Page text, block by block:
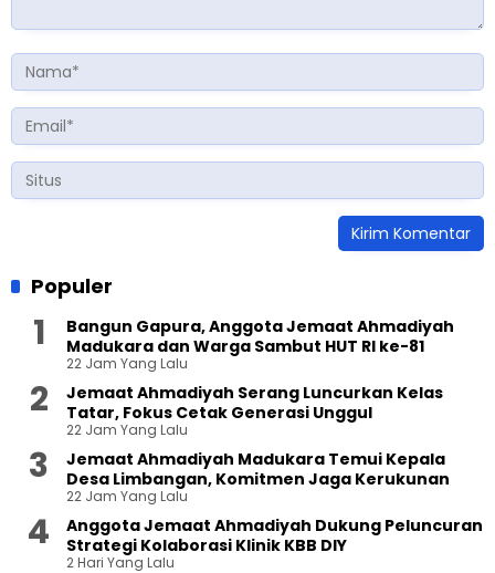
Populer
Bangun Gapura, Anggota Jemaat Ahmadiyah
Madukara dan Warga Sambut HUT RI ke-81
22 Jam Yang Lalu
Jemaat Ahmadiyah Serang Luncurkan Kelas
Tatar, Fokus Cetak Generasi Unggul
22 Jam Yang Lalu
Jemaat Ahmadiyah Madukara Temui Kepala
Desa Limbangan, Komitmen Jaga Kerukunan
22 Jam Yang Lalu
Anggota Jemaat Ahmadiyah Dukung Peluncuran
Strategi Kolaborasi Klinik KBB DIY
2 Hari Yang Lalu